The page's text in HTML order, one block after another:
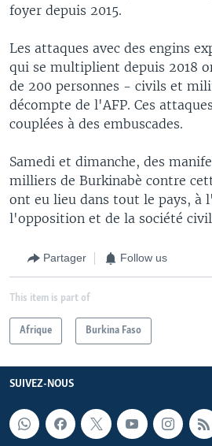
foyer depuis 2015.
Les attaques avec des engins
qui se multiplient depuis 2018
de 200 personnes - civils et
décompte de l'AFP. Ces
couplées à des embuscades.
Samedi et dimanche, des
milliers de Burkinabè contre
ont eu lieu dans tout le pays, à
l'opposition et de la société
Partager Follow us
This item is part of
Afrique Burkina Faso
SUIVEZ-NOUS